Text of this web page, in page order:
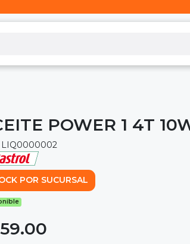
POWER 1 4T
LIQ0000002
POR SUCURSAL